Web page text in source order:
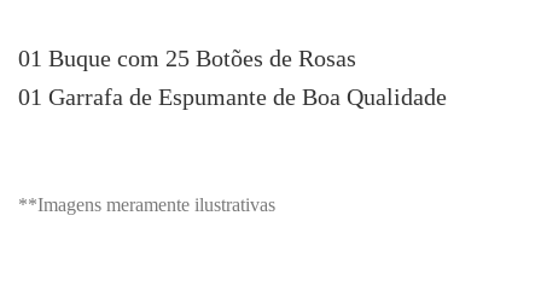
01 Buque com 25 Botões de Rosas
01 Garrafa de Espumante de Boa Qualidade
**Imagens meramente ilustrativas